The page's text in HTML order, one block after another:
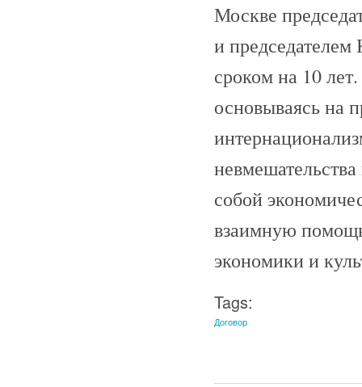
Москве
и
сроком на 10
основываясь на
собой
взаимную
экономики и
Tags:
Договор